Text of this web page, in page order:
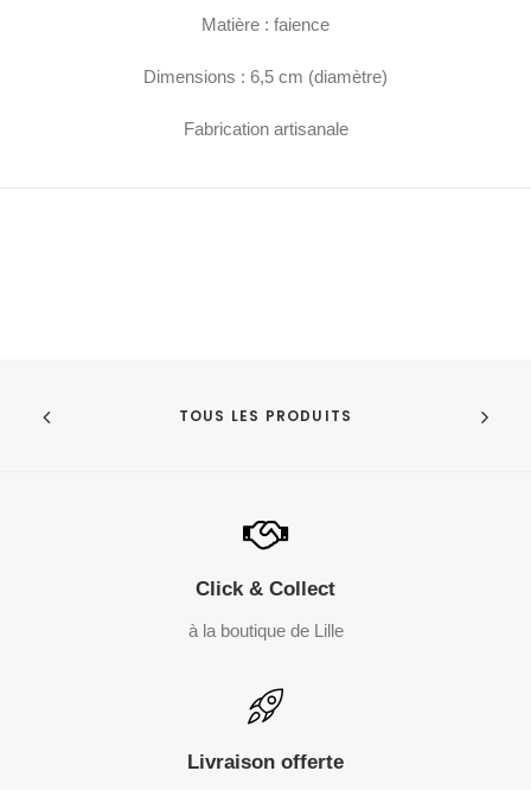
Matière : faience
Dimensions : 6,5 cm (diamètre)
Fabrication artisanale
TOUS LES PRODUITS
Click & Collect
à la boutique de Lille
Livraison offerte